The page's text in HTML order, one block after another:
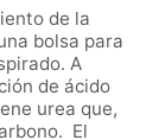
de la
bolsa para
A
de ácido
urea que,
El